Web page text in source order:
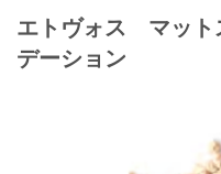
エトヴォス マット
デーション